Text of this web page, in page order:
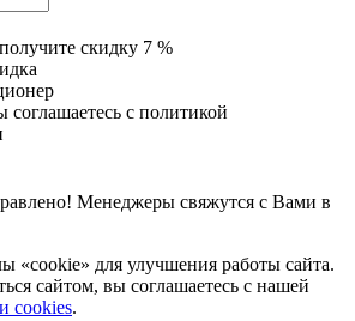
скидку 7 %
с политикой
Менеджеры свяжутся с Вами в
«cookie» для улучшения работы сайта.
сайтом, вы соглашаетесь с нашей
cookies.